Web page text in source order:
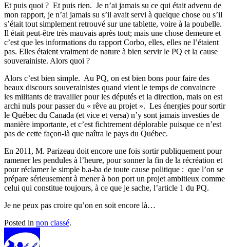
Et puis quoi ? Et puis rien. Je n’ai jamais su ce qui était advenu de
mon rapport, je n’ai jamais su s’il avait servi à quelque chose ou s’il
s’était tout simplement retrouvé sur une tablette, voire à la poubelle.
Il était peut-être très mauvais après tout; mais une chose demeure et
c’est que les informations du rapport Corbo, elles, elles ne l’étaient
pas. Elles étaient vraiment de nature à bien servir le PQ et la cause
souverainiste. Alors quoi ?
Alors c’est bien simple. Au PQ, on est bien bons pour faire des
beaux discours souverainistes quand vient le temps de convaincre
les militants de travailler pour les députés et la direction, mais on est
archi nuls pour passer du « rêve au projet ». Les énergies pour sortir
le Québec du Canada (et vice et versa) n’y sont jamais investies de
manière importante, et c’est fichtrement déplorable puisque ce n’est
pas de cette façon-là que naîtra le pays du Québec.
En 2011, M. Parizeau doit encore une fois sortir publiquement pour
ramener les pendules à l’heure, pour sonner la fin de la récréation et
pour réclamer le simple b.a-ba de toute cause politique : que l’on se
prépare sérieusement à mener à bon port un projet ambitieux comme
celui qui constitue toujours, à ce que je sache, l’article 1 du PQ.
Je ne peux pas croire qu’on en soit encore là…
Posted in non classé.